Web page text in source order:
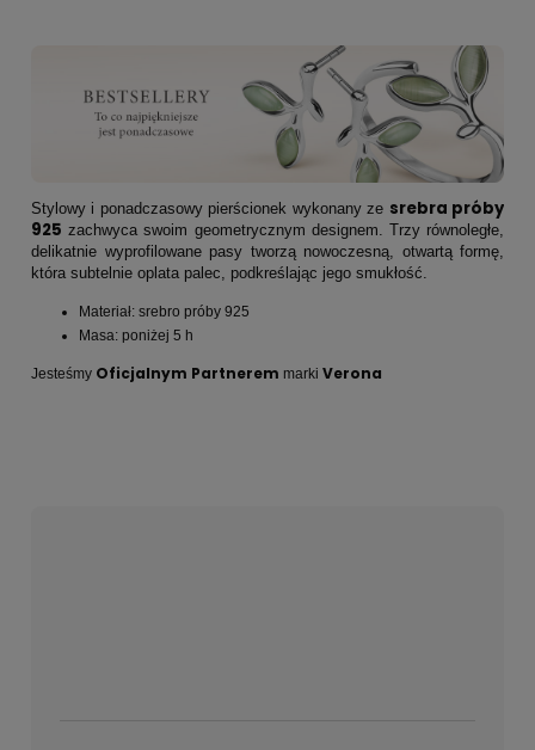
Stylowy i ponadczasowy pierścionek wykonany ze srebra próby
925 zachwyca swoim geometrycznym designem. Trzy równoległe,
delikatnie wyprofilowane pasy tworzą nowoczesną, otwartą formę,
która subtelnie oplata palec, podkreślając jego smukłość.
Materiał: srebro próby 925
Masa: poniżej 5 h
Jesteśmy Oficjalnym Partnerem marki Verona